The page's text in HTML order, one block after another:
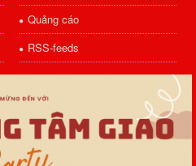
Quảng cáo
RSS-feeds